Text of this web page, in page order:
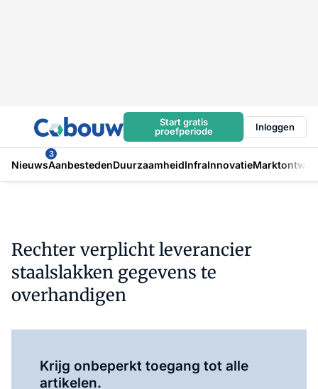
Start gratis
proefperiode
Inloggen
Nieuws
3
AanbestedenDuurzaamheidInfraInnovatie
Rechter verplicht leverancier
staalslakken gegevens te
overhandigen
Krijg onbeperkt toegang tot alle
artikelen.